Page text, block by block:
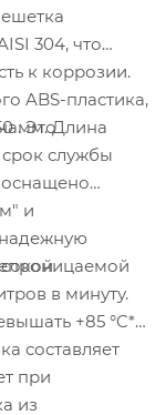
304, что
к коррозии.
ABS-пластика,
Это
службы
мм. Длина
и
в минуту.
+85 °C*.
составляет
при
из